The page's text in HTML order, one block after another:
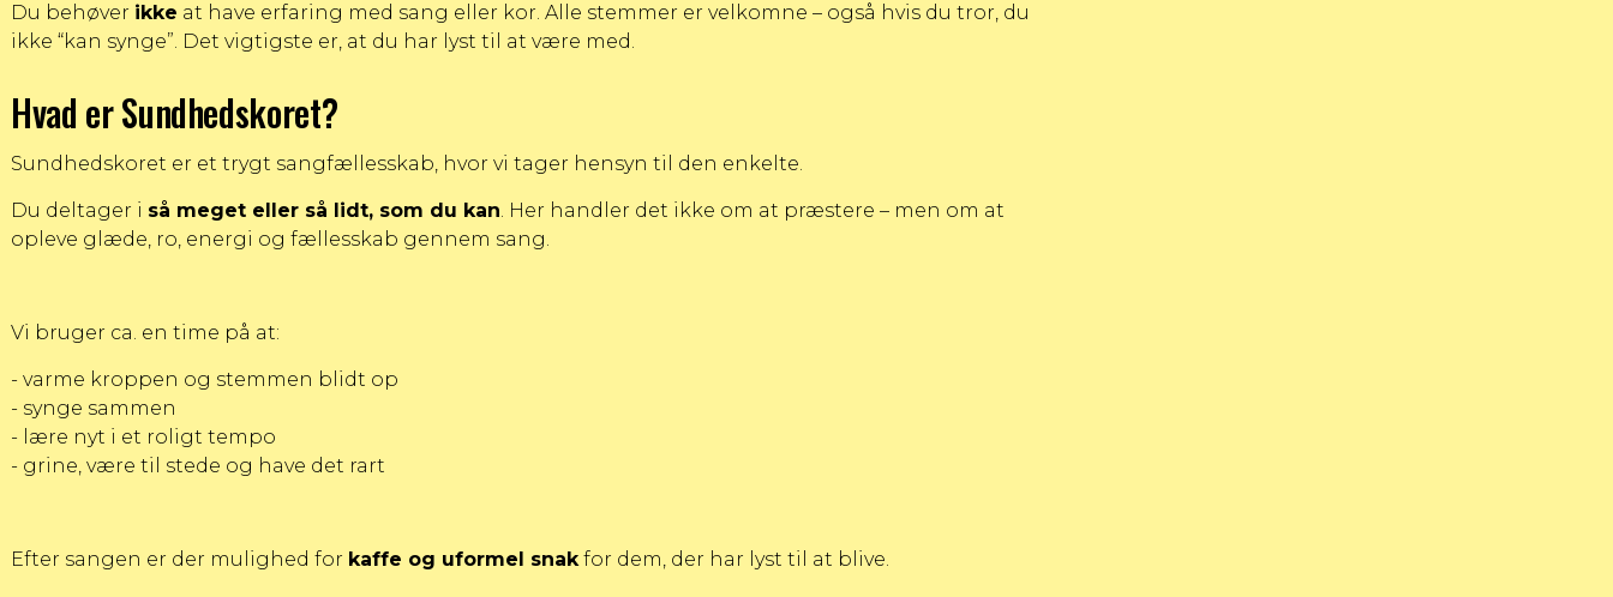
Du behøver ikke at have erfaring med sang eller kor. Alle stemmer er velkomne – også hvis du tror, du
ikke “kan synge”. Det vigtigste er, at du har lyst til at være med.
Hvad er Sundhedskoret?
Sundhedskoret er et trygt sangfællesskab, hvor vi tager hensyn til den enkelte.
Du deltager i så meget eller så lidt, som du kan. Her handler det ikke om at præstere – men om at
opleve glæde, ro, energi og fællesskab gennem sang.
Vi bruger ca. en time på at:
- varme kroppen og stemmen blidt op
- synge sammen
- lære nyt i et roligt tempo
- grine, være til stede og have det rart
Efter sangen er der mulighed for kaffe og uformel snakfor dem, der har lyst til at blive.